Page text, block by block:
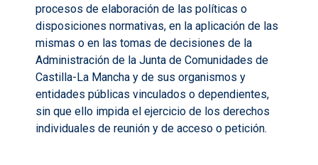
procesos de elaboración de las políticas o
disposiciones normativas, en la aplicación de las
mismas o en las tomas de decisiones de la
Administración de la Junta de Comunidades de
Castilla-La Mancha y de sus organismos y
entidades públicas vinculados o dependientes,
sin que ello impida el ejercicio de los derechos
individuales de reunión y de acceso o petición.